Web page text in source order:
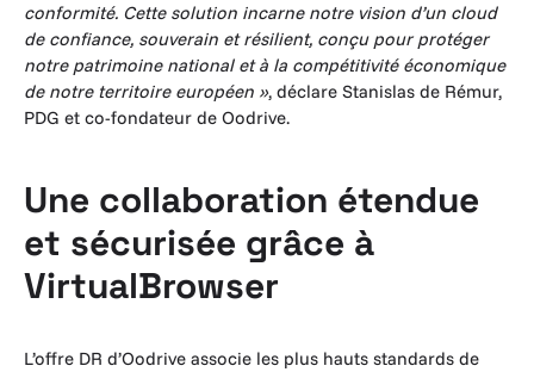
conformité. Cette solution incarne notre vision d’un cloud
de confiance, souverain et résilient, conçu pour protéger
notre patrimoine national et à la compétitivité économique
de notre territoire européen », déclare Stanislas de Rémur,
PDG et co-fondateur de Oodrive.
Une collaboration étendue
et sécurisée grâce à
VirtualBrowser
L’offre DR d’Oodrive associe les plus hauts standards de